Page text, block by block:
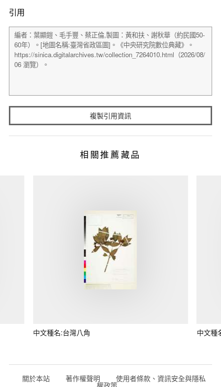
引用
複製引用資訊
相關推薦藏品
中文種名:台灣八角 中文種
關於本站 著作權聲明 使用者條款、資訊安全與隱私